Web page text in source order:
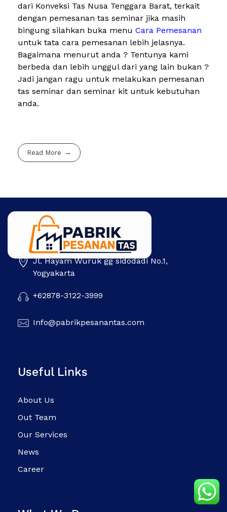
dari Konveksi Tas Nusa Tenggara Barat, terkait
dengan pemesanan tas seminar jika masih
bingung silahkan buka menu Cara Pemesanan
untuk tata cara pemesanan lebih jelasnya.
Bagaimana menurut anda ? Tentunya kami
berbeda dan lebih unggul dari yang lain bukan ?
Jadi jangan ragu untuk melakukan pemesanan
tas seminar dan seminar kit untuk kebutuhan
anda.
Read More
Pabrik Pesanan Tas Jl. Hayam Wuruk gg sidodadi No.1,
Yogyakarta
+62878-3122-3999
Info@pabrikpesanantas.com
Useful Links
About Us
Out Team
Our Services
News
Career